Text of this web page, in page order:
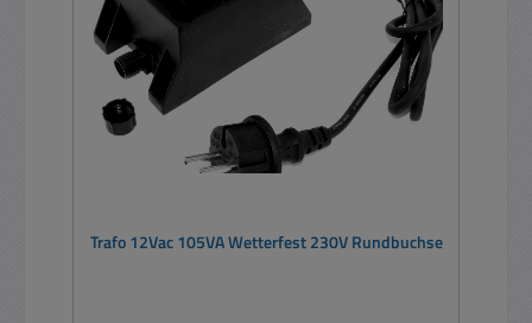
Trafo 12Vac 105VA Wetterfest 230V Rundbuchse